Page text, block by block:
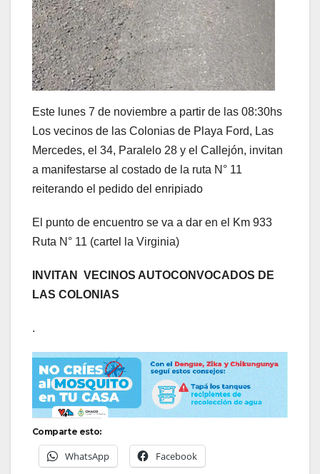
Este lunes 7 de noviembre a partir de las 08:30hs
Los vecinos de las Colonias de Playa Ford, Las
Mercedes, el 34, Paralelo 28 y el Callejón, invitan
a manifestarse al costado de la ruta N° 11
reiterando el pedido del enripiado
El punto de encuentro se va a dar en el Km 933
Ruta N° 11 (cartel la Virginia)
INVITAN VECINOS AUTOCONVOCADOS DE
LAS COLONIAS
.
Comparte esto:
WhatsApp Facebook